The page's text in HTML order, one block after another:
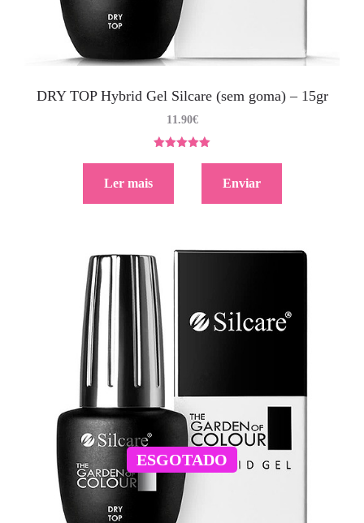
DRY TOP Hybrid Gel Silcare (sem goma) – 15gr
11.90€
Ler mais Enviar
ESGOTADO